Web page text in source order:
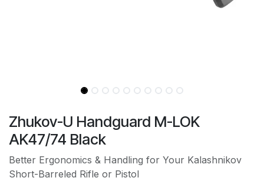
Zhukov-U Handguard M-LOK
AK47/74 Black
Better Ergonomics & Handling for Your Kalashnikov
Short-Barreled Rifle or Pistol